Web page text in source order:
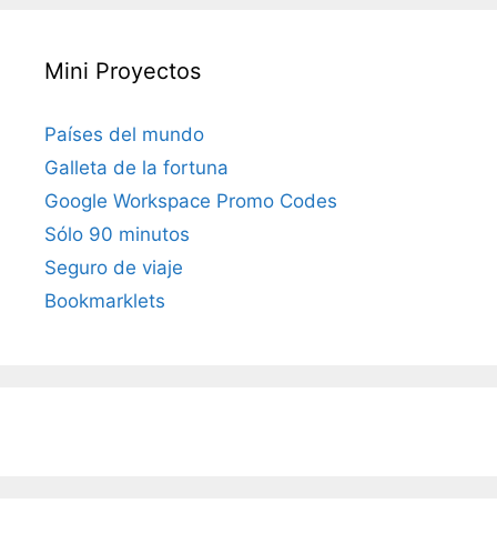
Mini Proyectos
Países del mundo
Galleta de la fortuna
Google Workspace Promo Codes
Sólo 90 minutos
Seguro de viaje
Bookmarklets